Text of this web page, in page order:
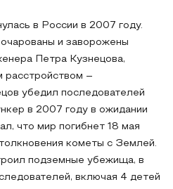
в России в 2007 году.
и заворожены
Петра Кузнецова,
расстройством –
убедил последователей
в 2007 году в ожидании
что мир погибнет 18 мая
кометы с Землей.
подземные убежища, в
включая 4 детей